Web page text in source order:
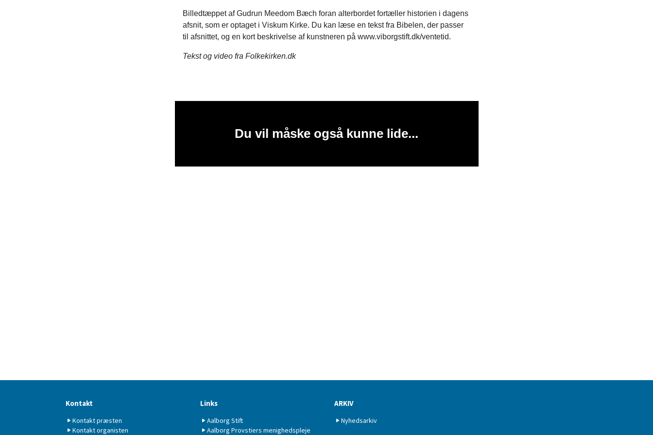
Billedtæppet af Gudrun Meedom Bæch foran alterbordet fortæller historien i dagens
afsnit, som er optaget i Viskum Kirke. Du kan læse en tekst fra Bibelen, der passer
til afsnittet, og en kort beskrivelse af kunstneren på www.viborgstift.dk/ventetid.
Tekst og video fra Folkekirken.dk
Du vil måske også kunne lide...
Kontakt
Kontakt præsten
Kontakt organisten
Links
Aalborg Stift
Aalborg Provstiers menighedspleje
ARKIV
Nyhedsarkiv